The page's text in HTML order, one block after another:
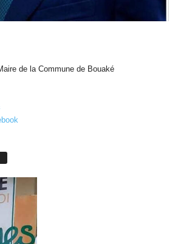
de la Commune de Bouaké